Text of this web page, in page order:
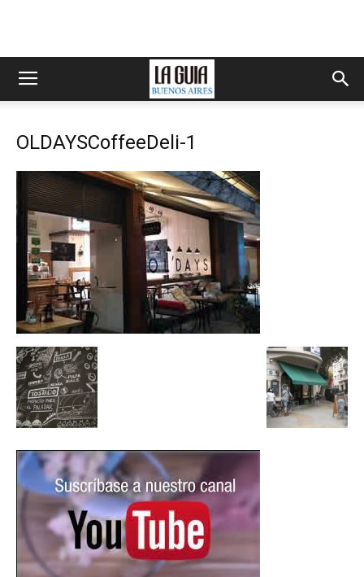
OLDAYSCoffeeDeli-1